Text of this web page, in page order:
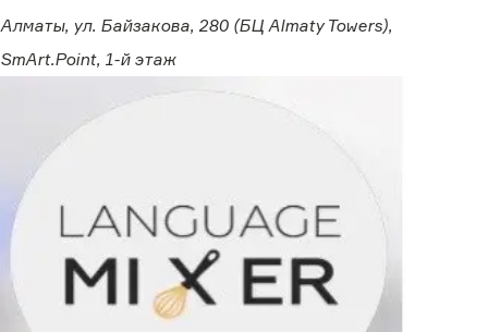
Алматы, ул. Байзакова, 280 (​БЦ Almaty Towers),
SmArt.Point, 1-й этаж